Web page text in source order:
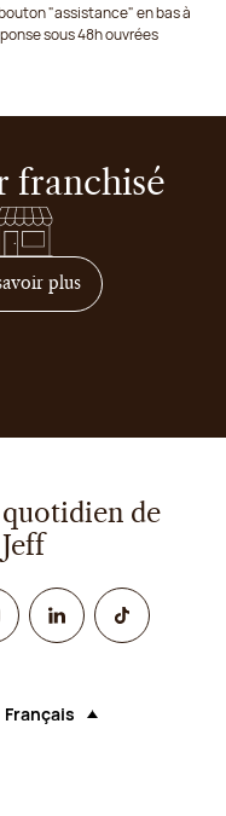
"assistance" en bas à
sous 48h ouvrées
franchisé
plussur comment
de
Jeff
Linked InTikTok
Langue (sélectionner une
Français